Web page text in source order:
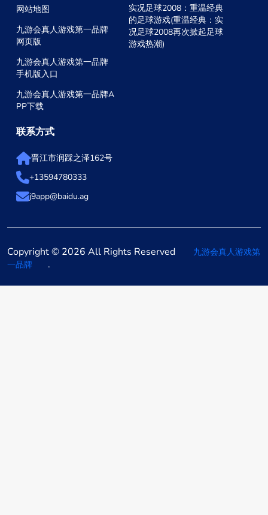
网站地图
九游会真人游戏第一品牌
网页版
九游会真人游戏第一品牌
手机版入口
九游会真人游戏第一品牌A
PP下载
实况足球2008：重温经典
的足球游戏(重温经典：实
况足球2008再次掀起足球
游戏热潮)
联系方式
晋江市润踩之泽162号
+13594780333
j9app@baidu.ag
Copyright © 2026 All Rights Reserved
九游会真人游戏第
一品牌
.